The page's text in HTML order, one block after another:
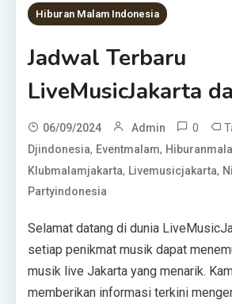
Hiburan Malam Indonesia
Jadwal Terbaru
LiveMusicJakarta
06/09/2024 Admin 0
Djindonesia, Eventmalam,
Klubmalamjakarta, Livemusicjakarta,
Partyindonesia
Selamat datang di dunia
setiap penikmat musik dapat
musik live Jakarta yang menarik.
memberikan informasi terkini